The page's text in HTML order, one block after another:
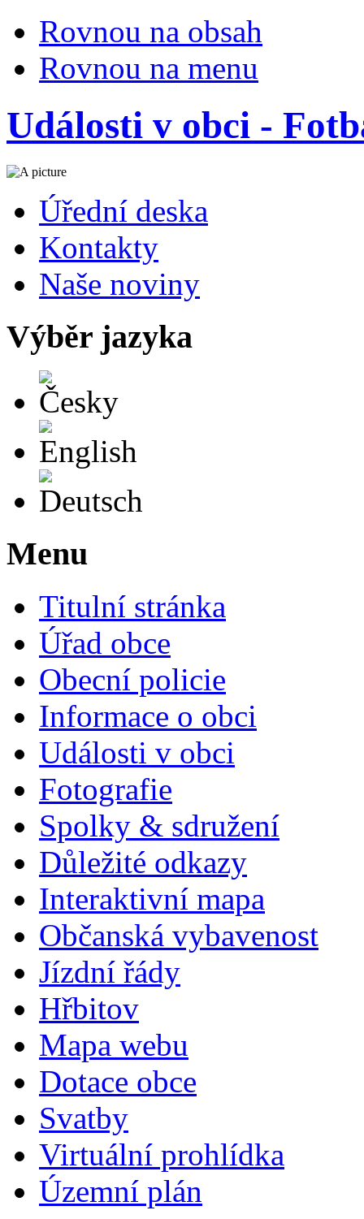
Rovnou na obsah
Rovnou na menu
Události v obci -
Úřední deska
Kontakty
Naše noviny
Výběr jazyka
Menu
Titulní stránka
Úřad obce
Obecní policie
Informace o obci
Události v obci
Fotografie
Spolky & sdružení
Důležité odkazy
Interaktivní mapa
Občanská vybavenost
Jízdní řády
Hřbitov
Mapa webu
Dotace obce
Svatby
Virtuální prohlídka
Územní plán